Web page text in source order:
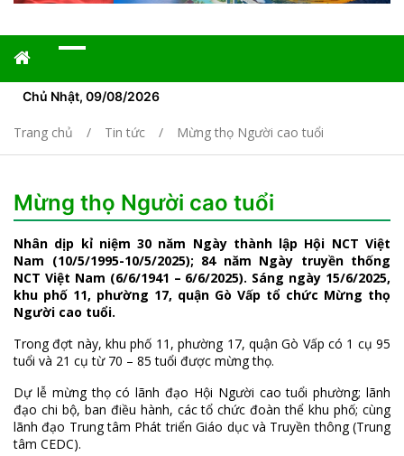
Chủ Nhật, 09/08/2026
Trang chủ Tin tức Mừng thọ Người cao tuổi
Mừng thọ Người cao tuổi
Nhân dịp kỉ niệm 30 năm Ngày thành lập Hội NCT Việt
Nam (10/5/1995-10/5/2025); 84 năm Ngày truyền thống
NCT Việt Nam (6/6/1941 – 6/6/2025). Sáng ngày 15/6/2025,
khu phố 11, phường 17, quận Gò Vấp tổ chức Mừng thọ
Người cao tuổi.
Trong đợt này, khu phố 11, phường 17, quận Gò Vấp có 1 cụ 95
tuổi và 21 cụ từ 70 – 85 tuổi được mừng thọ.
Dự lễ mừng thọ có lãnh đạo Hội Người cao tuổi phường; lãnh
đạo chi bộ, ban điều hành, các tổ chức đoàn thể khu phố; cùng
lãnh đạo Trung tâm Phát triển Giáo dục và Truyền thông (Trung
tâm CEDC).